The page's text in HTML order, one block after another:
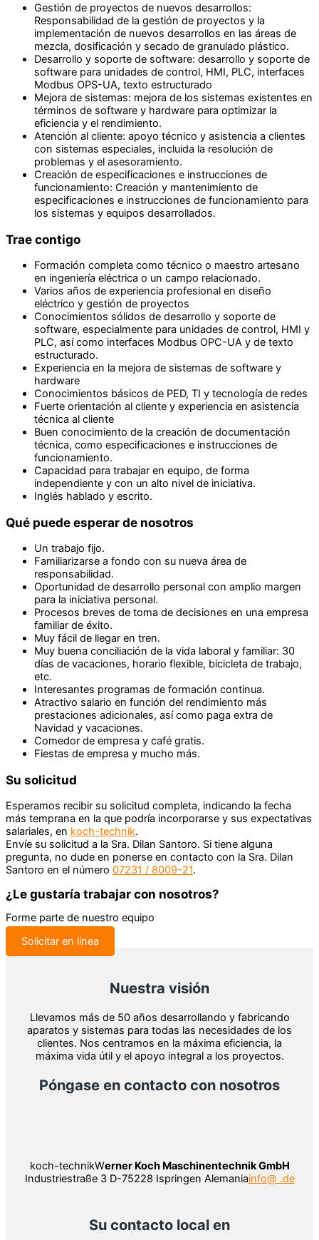
Gestión de proyectos de nuevos desarrollos:
Responsabilidad de la gestión de proyectos y la
implementación de nuevos desarrollos en las áreas de
mezcla, dosificación y secado de granulado plástico.
Desarrollo y soporte de software: desarrollo y soporte de
software para unidades de control, HMI, PLC, interfaces
Modbus OPS-UA, texto estructurado
Mejora de sistemas: mejora de los sistemas existentes en
términos de software y hardware para optimizar la
eficiencia y el rendimiento.
Atención al cliente: apoyo técnico y asistencia a clientes
con sistemas especiales, incluida la resolución de
problemas y el asesoramiento.
Creación de especificaciones e instrucciones de
funcionamiento: Creación y mantenimiento de
especificaciones e instrucciones de funcionamiento para
los sistemas y equipos desarrollados.
Trae contigo
Formación completa como técnico o maestro artesano
en ingeniería eléctrica o un campo relacionado.
Varios años de experiencia profesional en diseño
eléctrico y gestión de proyectos
Conocimientos sólidos de desarrollo y soporte de
software, especialmente para unidades de control, HMI y
PLC, así como interfaces Modbus OPC-UA y de texto
estructurado.
Experiencia en la mejora de sistemas de software y
hardware
Conocimientos básicos de PED, TI y tecnología de redes
Fuerte orientación al cliente y experiencia en asistencia
técnica al cliente
Buen conocimiento de la creación de documentación
técnica, como especificaciones e instrucciones de
funcionamiento.
Capacidad para trabajar en equipo, de forma
independiente y con un alto nivel de iniciativa.
Inglés hablado y escrito.
Qué puede esperar de nosotros
Un trabajo fijo.
Familiarizarse a fondo con su nueva área de
responsabilidad.
Oportunidad de desarrollo personal con amplio margen
para la iniciativa personal.
Procesos breves de toma de decisiones en una empresa
familiar de éxito.
Muy fácil de llegar en tren.
Muy buena conciliación de la vida laboral y familiar: 30
días de vacaciones, horario flexible, bicicleta de trabajo,
etc.
Interesantes programas de formación continua.
Atractivo salario en función del rendimiento más
prestaciones adicionales, así como paga extra de
Navidad y vacaciones.
Comedor de empresa y café gratis.
Fiestas de empresa y mucho más.
Su solicitud
Esperamos recibir su solicitud completa, indicando la fecha
más temprana en la que podría incorporarse y sus expectativas
salariales, en koch-technik.
Envíe su solicitud a la Sra. Dilan Santoro. Si tiene alguna
pregunta, no dude en ponerse en contacto con la Sra. Dilan
Santoro en el número 07231 / 8009-21.
¿Le gustaría trabajar con nosotros?
Forme parte de nuestro equipo
Solicitar en línea
Nuestra visión
Llevamos más de 50 años desarrollando y fabricando
aparatos y sistemas para todas las necesidades de los
clientes. Nos centramos en la máxima eficiencia, la
máxima vida útil y el apoyo integral a los proyectos.
Póngase en contacto con nosotros
koch-technikWerner Koch Maschinentechnik GmbH
Industriestraße 3 D-75228 Ispringen Alemaniainfo@ .de
Su contacto local en